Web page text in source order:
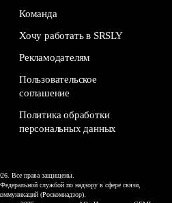
Команда
Хочу работать в SRSLY
Рекламодателям
Пользовательское
соглашение
Политика обработки
персональных данных
Все права защищены.
службой по надзору в сфере связи,
(Роскомнадзор).